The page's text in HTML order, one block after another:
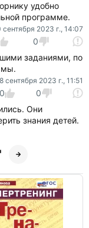
удобно
программе.
сентября 2023 г., 14:07
0
заданиями, по
8 сентября 2023 г., 11:51
0
0
Они
знания детей.